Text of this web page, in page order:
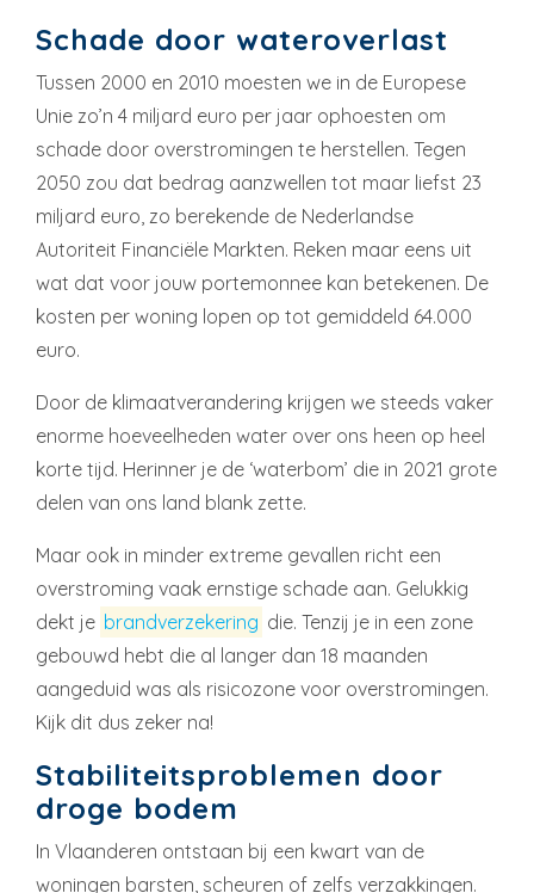
Schade door wateroverlast
Tussen 2000 en 2010 moesten we in de Europese
Unie zo’n 4 miljard euro per jaar ophoesten om
schade door overstromingen te herstellen. Tegen
2050 zou dat bedrag aanzwellen tot maar liefst 23
miljard euro, zo berekende de Nederlandse
Autoriteit Financiële Markten. Reken maar eens uit
wat dat voor jouw portemonnee kan betekenen. De
kosten per woning lopen op tot gemiddeld 64.000
euro.
Door de klimaatverandering krijgen we steeds vaker
enorme hoeveelheden water over ons heen op heel
korte tijd. Herinner je de ‘waterbom’ die in 2021 grote
delen van ons land blank zette.
Maar ook in minder extreme gevallen richt een
overstroming vaak ernstige schade aan. Gelukkig
dekt je brandverzekering die. Tenzij je in een zone
gebouwd hebt die al langer dan 18 maanden
aangeduid was als risicozone voor overstromingen.
Kijk dit dus zeker na!
Stabiliteitsproblemen door
droge bodem
In Vlaanderen ontstaan bij een kwart van de
woningen barsten, scheuren of zelfs verzakkingen.